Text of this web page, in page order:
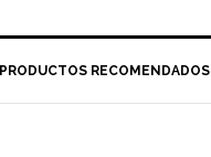
PRODUCTOS RECOMENDADOS